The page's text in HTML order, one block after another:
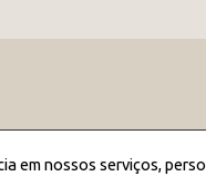
em nossos serviços,